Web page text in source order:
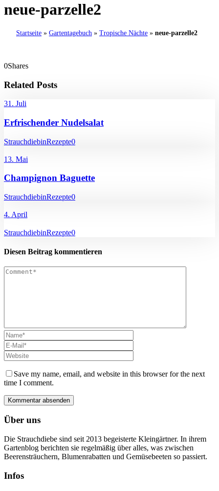
neue-parzelle2
Startseite » Gartentagebuch » Tropische Nächte » neue-parzelle2
0Shares
Related Posts
31. Juli
Erfrischender Nudelsalat
StrauchdiebinRezepte0
13. Mai
Champignon Baguette
StrauchdiebinRezepte0
4. April
StrauchdiebinRezepte0
Diesen Beitrag kommentieren
Save my name, email, and website in this browser for the next
time I comment.
Über uns
Die Strauchdiebe sind seit 2013 begeisterte Kleingärtner. In ihrem
Gartenblog berichten sie regelmäßig über alles, was zwischen
Beerensträuchern, Blumenrabatten und Gemüsebeeten so passiert.
Infos